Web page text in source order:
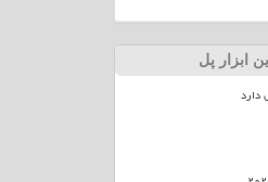
ابزار پل
دارد